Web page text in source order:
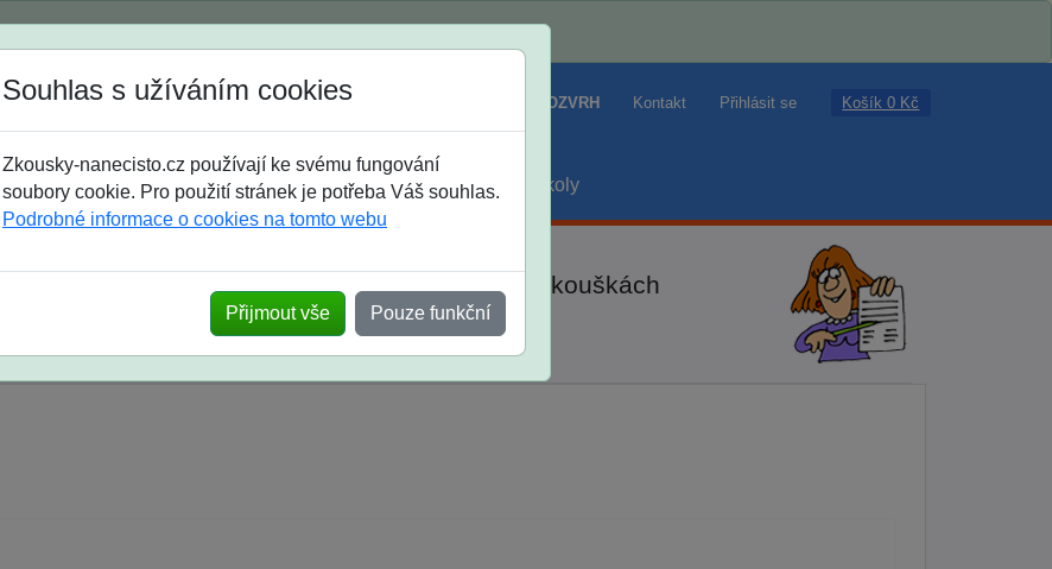
Jak si vybrat ROZVRH Kontakt Přihlásit se Košík 0 Kč
8. třída 9. třída střední maturanti soutěže prázdniny školy
SŠ? Vaše ohlasy po skutečných přijímacích zkouškách
Souhlas s užíváním cookies
Zkousky-nanecisto.cz používají ke svému fungování
soubory cookie. Pro použití stránek je potřeba Váš souhlas.
Podrobné informace o cookies na tomto webu
Přijmout vše Pouze funkční